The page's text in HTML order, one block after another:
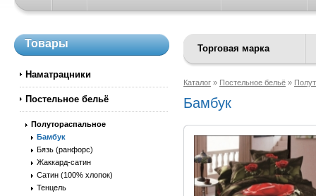
Товары
Наматрацники
Постельное бельё
Полутораспальное
Бамбук
Бязь (ранфорс)
Жаккард-сатин
Сатин (100% хлопок)
Тенцель
Торговая марка
Каталог » Постельное бельё »
Бамбук